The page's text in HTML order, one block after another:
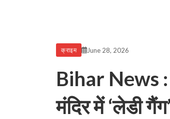
क्राइम June 28, 2026
Bihar News :
मंदिर में ‘लेडी